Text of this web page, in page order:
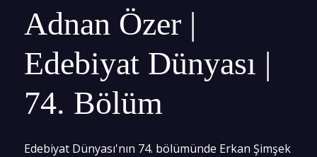
Adnan Özer |
Edebiyat Dünyası |
74. Bölüm
Edebiyat Dünyası'nın 74. bölümünde Erkan Şimşek